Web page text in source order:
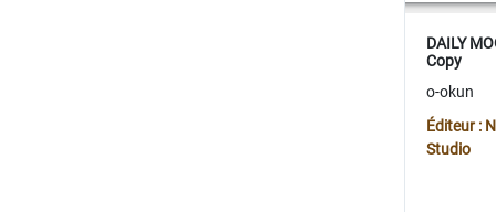
DAILY
Copy
o-okun
Éditeur :
Studio